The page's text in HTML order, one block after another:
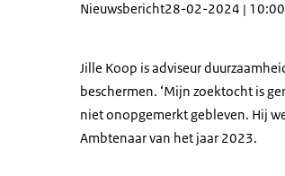
Nieuwsbericht28-02-2024 | 10:00
Jille Koop is adviseur
beschermen. ‘Mijn zoektocht is
niet onopgemerkt gebleven. Hij
Ambtenaar van het jaar 2023.